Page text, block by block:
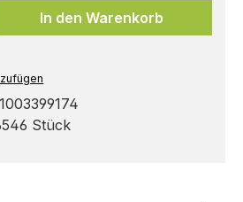
Gib den
In den Warenkorb
1003399174
Stück